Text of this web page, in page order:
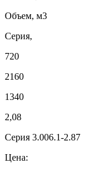
Объем, м3
Серия,
720
2160
1340
2,08
Серия 3.006.1-2.87
Цена: